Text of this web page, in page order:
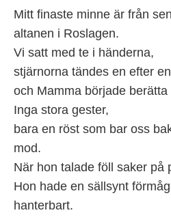
Mitt finaste minne är från
altanen i Roslagen.
Vi satt med te i händerna,
stjärnorna tändes en efter
och Mamma började berätta
Inga stora gester,
bara en röst som bar oss
mod.
När hon talade föll saker på
Hon hade en sällsynt
hanterbart.